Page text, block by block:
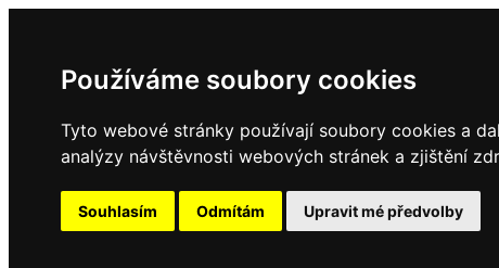
Používáme soubory cookies
Tyto webové stránky používají soubory cookies a
analýzy návštěvnosti webových stránek a zjištění
Souhlasím Odmítám Upravit mé předvolby